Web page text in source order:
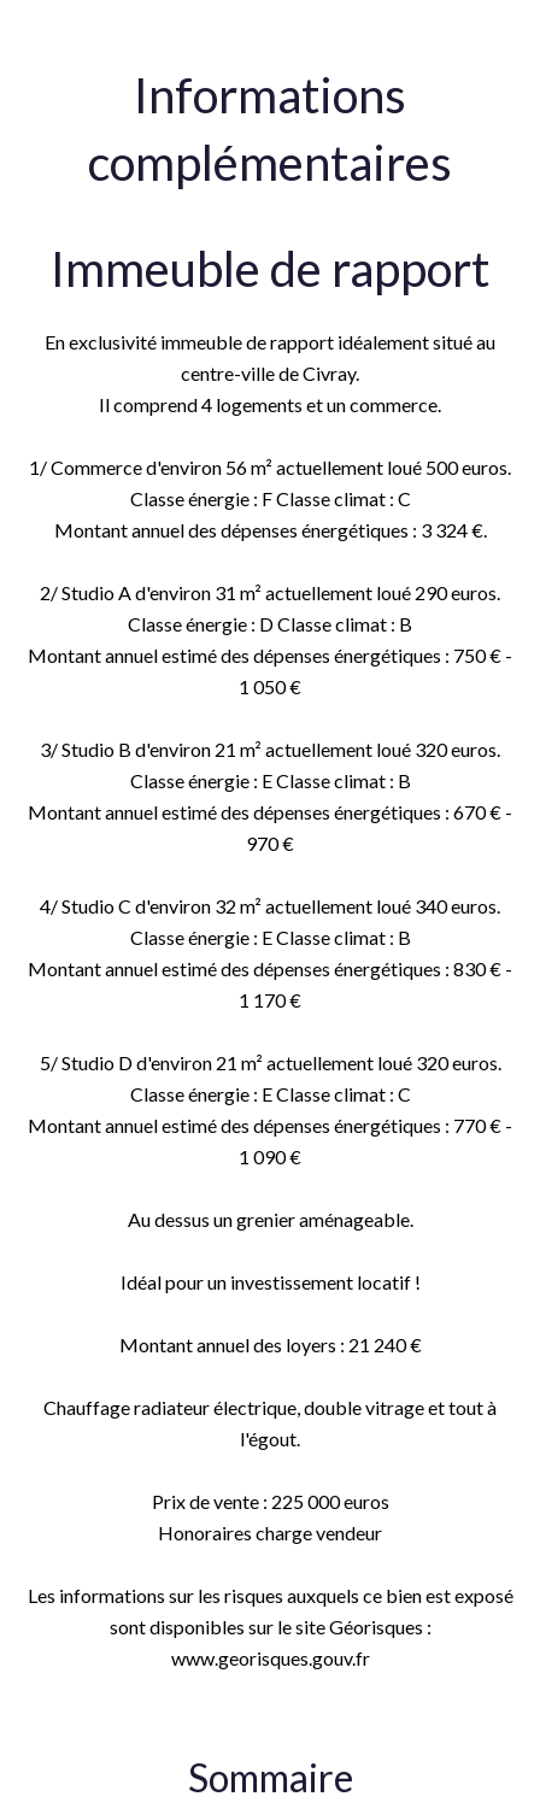
Informations
complémentaires
Immeuble de rapport
En exclusivité immeuble de rapport idéalement situé au
centre-ville de Civray.
Il comprend 4 logements et un commerce.
1/ Commerce d'environ 56 m² actuellement loué 500 euros.
Classe énergie : F Classe climat : C
Montant annuel des dépenses énergétiques : 3 324 €.
2/ Studio A d'environ 31 m² actuellement loué 290 euros.
Classe énergie : D Classe climat : B
Montant annuel estimé des dépenses énergétiques : 750 € -
1 050 €
3/ Studio B d'environ 21 m² actuellement loué 320 euros.
Classe énergie : E Classe climat : B
Montant annuel estimé des dépenses énergétiques : 670 € -
970 €
4/ Studio C d'environ 32 m² actuellement loué 340 euros.
Classe énergie : E Classe climat : B
Montant annuel estimé des dépenses énergétiques : 830 € -
1 170 €
5/ Studio D d'environ 21 m² actuellement loué 320 euros.
Classe énergie : E Classe climat : C
Montant annuel estimé des dépenses énergétiques : 770 € -
1 090 €
Au dessus un grenier aménageable.
Idéal pour un investissement locatif !
Montant annuel des loyers : 21 240 €
Chauffage radiateur électrique, double vitrage et tout à
l'égout.
Prix de vente : 225 000 euros
Honoraires charge vendeur
Les informations sur les risques auxquels ce bien est exposé
sont disponibles sur le site Géorisques :
www.georisques.gouv.fr
Sommaire